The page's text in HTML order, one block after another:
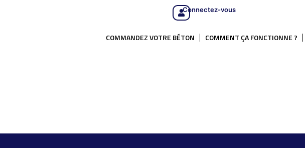
Connectez-vous
COMMANDEZ VOTRE BÉTON COMMENT ÇA FONCTIONNE ?